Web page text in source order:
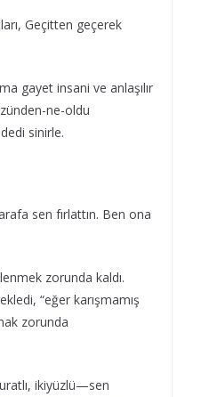
Geçitten geçerek
gayet insani ve anlaşılır
ne-oldu
sinirle.
sen fırlattın. Ben ona
zorunda kaldı.
“eğer karışmamış
zorunda
ikiyüzlü—sen